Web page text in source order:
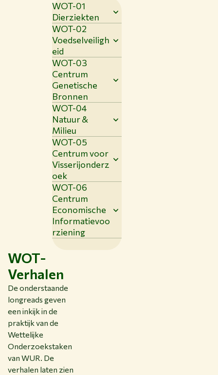
WOT-01
Dierziekten
WOT-02
Voedselveiligh
eid
WOT-03
Centrum
Genetische
Bronnen
WOT-04
Natuur &
Milieu
WOT-05
Centrum voor
Visserijonderz
oek
WOT-06
Centrum
Economische
Informatievoo
rziening
WOT-
Verhalen
De onderstaande
longreads geven
een inkijk in de
praktijk van de
Wettelijke
Onderzoekstaken
van WUR. De
verhalen laten zien